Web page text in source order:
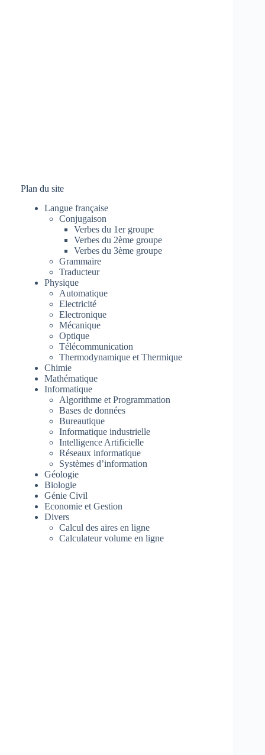
Plan du site
Langue française
Conjugaison
Verbes du 1er groupe
Verbes du 2ème groupe
Verbes du 3ème groupe
Grammaire
Traducteur
Physique
Automatique
Electricité
Electronique
Mécanique
Optique
Télécommunication
Thermodynamique et Thermique
Chimie
Mathématique
Informatique
Algorithme et Programmation
Bases de données
Bureautique
Informatique industrielle
Intelligence Artificielle
Réseaux informatique
Systèmes d’information
Géologie
Biologie
Génie Civil
Economie et Gestion
Divers
Calcul des aires en ligne
Calculateur volume en ligne